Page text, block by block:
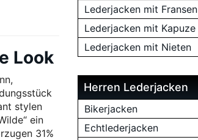
Look
stylen
ein
31%
Lederjacken mit Fransen
Lederjacken mit Kapuze
Lederjacken mit Nieten
Herren Lederjacken
Bikerjacken
Echtlederjacken